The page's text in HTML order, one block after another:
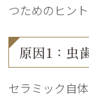
つためのヒン
原因1：虫
セラミック自